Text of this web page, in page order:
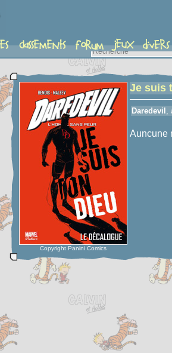
Copyright Panini Comics
Je suis
Daredevil ,
Auncune